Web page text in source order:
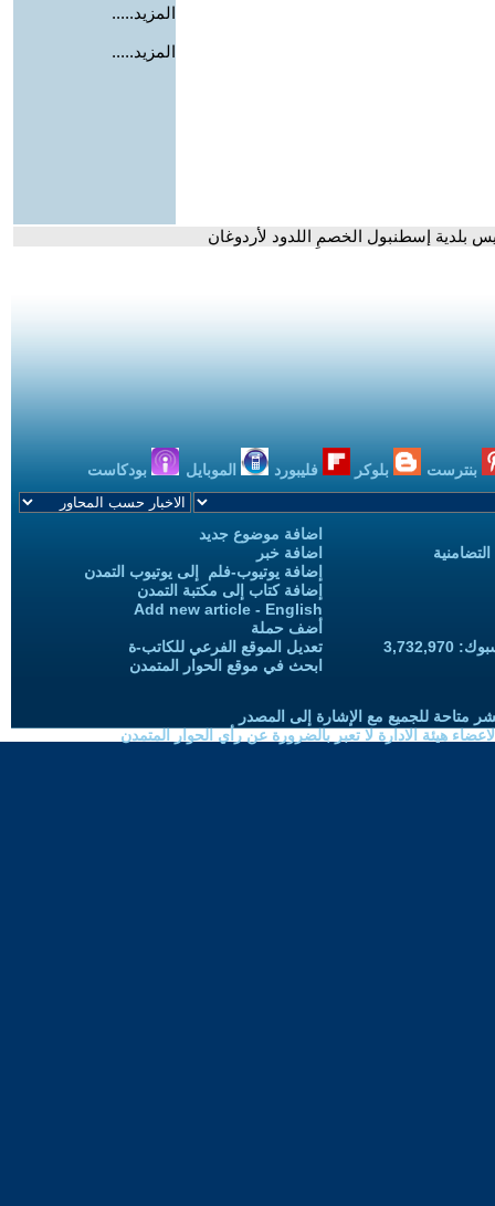
المزيد.....
المزيد.....
بلدية إسطنبول الخصمِ اللدود لأردوغان
بنترست بلوكر فليبورد الموبايل بودكاست
اضافة موضوع جديد
اضافة خبر
إضافة يوتيوب-فلم إلى يوتيوب التمدن
إضافة كتاب إلى مكتبة التمدن
Add new article - English
أضف حملة
تعديل الموقع الفرعي للكاتب-ة
ابحث في موقع الحوار المتمدن
متاحة للجميع مع الإشارة إلى المصدر
هيئة الادارة لا تعبر بالضرورة عن رأي الحوار المتمدن